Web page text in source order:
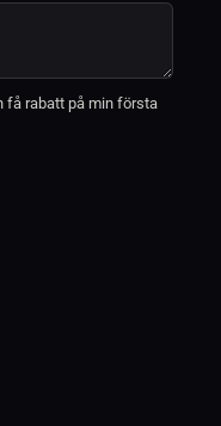
få rabatt på min första